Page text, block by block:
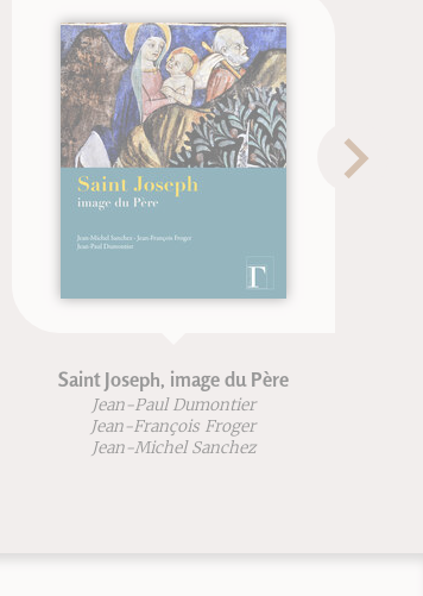
Saint Joseph, image du Père
Jean-Paul Dumontier
Jean-François Froger
Jean-Michel Sanchez